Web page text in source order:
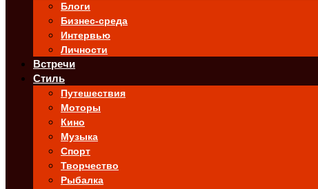
Блоги
Бизнес-среда
Интервью
Личности
Встречи
Стиль
Путешествия
Моторы
Кино
Музыка
Спорт
Творчество
Рыбалка